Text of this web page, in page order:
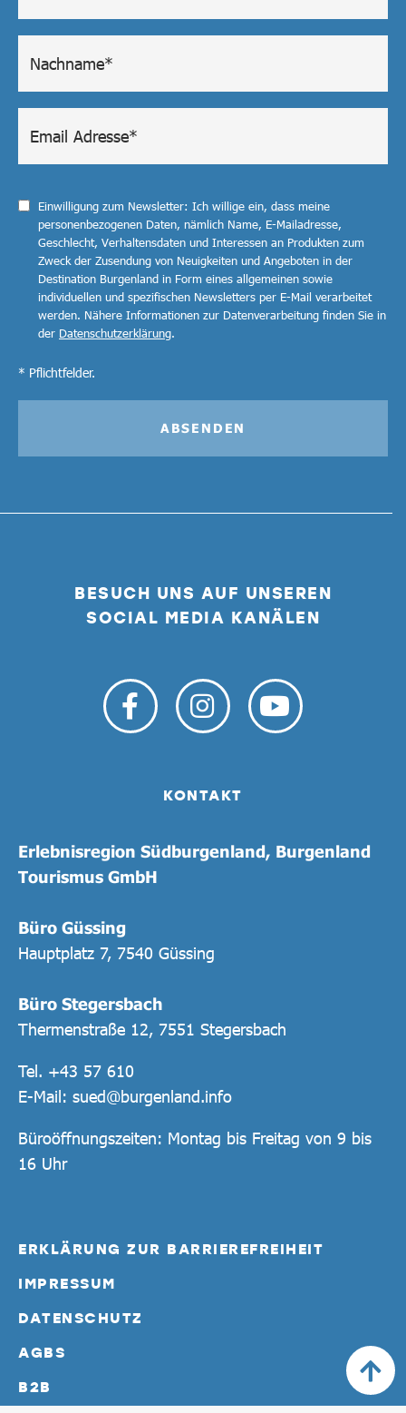
BESUCH UNS AUF UNSEREN
SOCIAL MEDIA KANÄLEN
KONTAKT
Erlebnisregion Südburgenland, Burgenland
Tourismus GmbH
Büro Güssing
Hauptplatz 7, 7540 Güssing
Büro Stegersbach
Thermenstraße 12, 7551 Stegersbach
Tel. +43 57 610
E-Mail: sued@burgenland.info
Büroöffnungszeiten: Montag bis Freitag von 9 bis
16 Uhr
ERKLÄRUNG ZUR BARRIEREFREIHEIT
IMPRESSUM
DATENSCHUTZ
AGBS
B2B
Einwilligung zum Newsletter: Ich willige ein, dass meine
personenbezogenen Daten, nämlich Name, E-Mailadresse,
Geschlecht, Verhaltensdaten und Interessen an Produkten zum
Zweck der Zusendung von Neuigkeiten und Angeboten in der
Destination Burgenland in Form eines allgemeinen sowie
individuellen und spezifischen Newsletters per E-Mail verarbeitet
werden. Nähere Informationen zur Datenverarbeitung finden Sie in
der Datenschutzerklärung.
* Pflichtfelder.
ABSENDEN